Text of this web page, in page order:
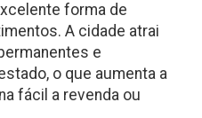
forma de
A cidade atrai
e
o que aumenta a
fácil a revenda ou